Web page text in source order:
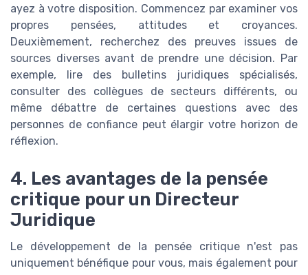
ayez à votre disposition. Commencez par examiner vos
propres pensées, attitudes et croyances.
Deuxièmement, recherchez des preuves issues de
sources diverses avant de prendre une décision. Par
exemple, lire des bulletins juridiques spécialisés,
consulter des collègues de secteurs différents, ou
même débattre de certaines questions avec des
personnes de confiance peut élargir votre horizon de
réflexion.
4. Les avantages de la pensée
critique pour un Directeur
Juridique
Le développement de la pensée critique n'est pas
uniquement bénéfique pour vous, mais également pour